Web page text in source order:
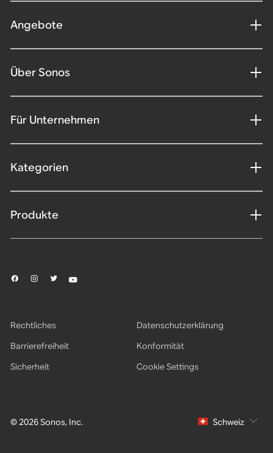
Angebote
Über Sonos
Für Unternehmen
Kategorien
Produkte
© 2026 Sonos, Inc.
Rechtliches
Datenschutzerklärung
Barrierefreiheit
Konformität
Sicherheit
Cookie Settings
Schweiz